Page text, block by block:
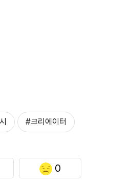
#크리에이터
0